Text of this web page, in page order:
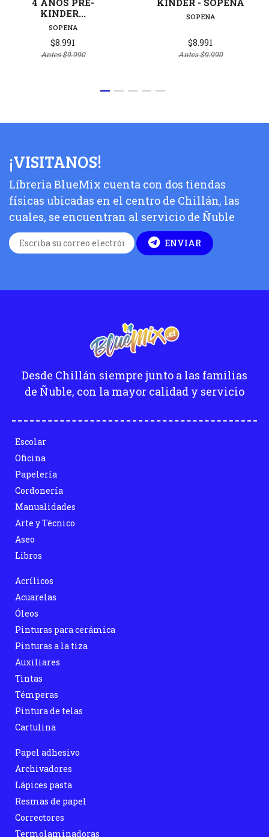
KINDER...
SOPENA
$8.991
Antes$9.990
SOPENA
$8.991
Antes$9.990
¡VISITANOS!
Líbreria BlueMix cuenta con dos tiendas
físicas ubicadas en el centro de Chillán, las
cuales, se encuentran al servicio de Ñuble
ENVIAR
Desde Chillán siempre junto a las familias
de Ñuble, con la mayor calidad y servicio
Escolar
Oficina
Papelería
Cordonería
Manualidades
Arte y Técnico
Aseo
Libros
Acrílicos
Acuarelas
Óleos
Pinturas para cerámica
Pinturas a la tiza
Auxiliares
Tintas
Témperas
Pintura de telas
Cartulina
Papel adhesivo
Archivadores
Lápices pasta
Resmas de papel
Correctores
Termolaminadoras